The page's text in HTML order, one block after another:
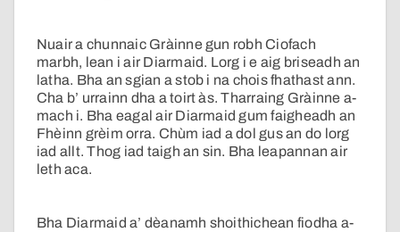
Nuair a chunnaic Gràinne gun robh Ciofach
marbh, lean i air Diarmaid. Lorg i e aig briseadh an
latha. Bha an sgian a stob i na chois fhathast ann.
Cha b’ urrainn dha a toirt às. Tharraing Gràinne a-
mach i. Bha eagal air Diarmaid gum faigheadh an
Fhèinn grèim orra. Chùm iad a dol gus an do lorg
iad allt. Thog iad taigh an sin. Bha leapannan air
leth aca.
Bha Diarmaid a’ dèanamh shoithichean fiodha a-